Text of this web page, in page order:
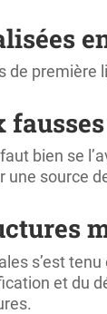
de première
bien se
source
s’est
et du